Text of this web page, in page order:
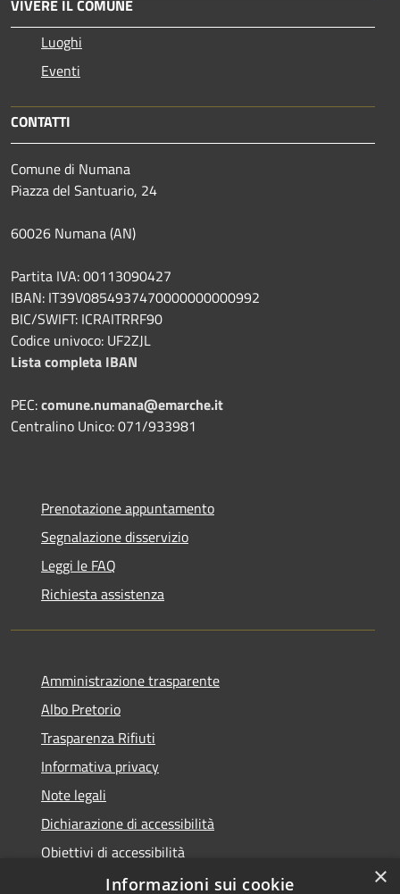
VIVERE IL COMUNE
Luoghi
Eventi
CONTATTI
Comune di Numana
Piazza del Santuario, 24
60026 Numana (AN)
Partita IVA: 00113090427
IBAN: IT39V0854937470000000000992
BIC/SWIFT: ICRAITRRF90
Codice univoco: UF2ZJL
Lista completa IBAN
PEC:comune.numana@emarche.it
Centralino Unico: 071/933981
Prenotazione appuntamento
Segnalazione disservizio
Leggi le FAQ
Richiesta assistenza
Amministrazione trasparente
Albo Pretorio
Trasparenza Rifiuti
Informativa privacy
Note legali
Dichiarazione di accessibilità
Obiettivi di accessibilità
Whistleblowing
×
Informazioni sui cookie